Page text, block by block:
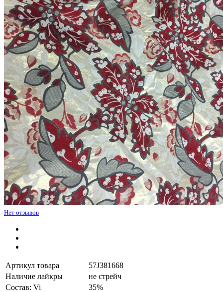
Нет отзывов
Артикул товара
57J381668
Наличие лайкры
не стрейч
Состав: Vi
35%